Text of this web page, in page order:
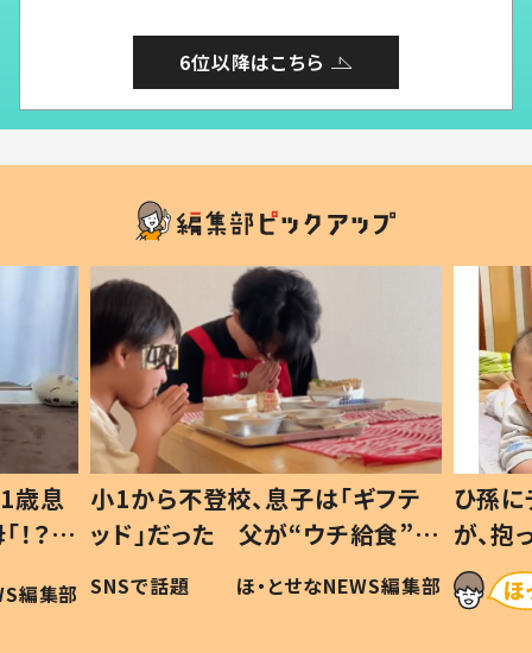
6位以降はこちら
歳息
？」
編集部
小1から不登校、息子は「ギフテ
ッド」だった 父が“ウチ給食”を
作り続ける理由とは #令和の親
#令和の子
SNSで話題 ほ・とせなNEWS編集部
ひ孫
が、
「涙が
い」